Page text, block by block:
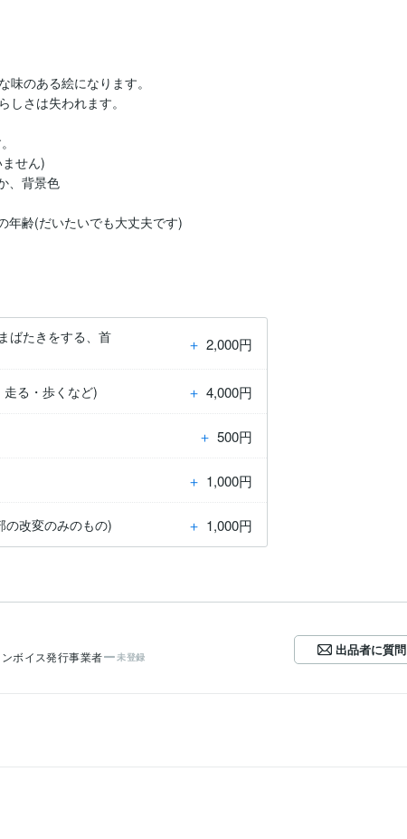
のある絵になります。
さは失われます。
せん)
、背景色
年齢(だいたいでも大丈夫です)
ばたきをする、首
＋ 2,000円
る・歩くなど) ＋ 4,000円
＋ 500円
＋ 1,000円
の改変のみのもの) ＋ 1,000円
ボイス発行事業者 未登録 出品者に質問